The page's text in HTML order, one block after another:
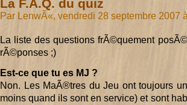
La F.A.Q. du quiz
Par LenwÃ«, vendredi 28 septembre 2007
La liste des questions frÃ©quement
rÃ©ponses ;)
Est-ce que tu es MJ ?
Non. Les MaÃ®tres du Jeu ont toujours
moins quand ils sont en service) et sont